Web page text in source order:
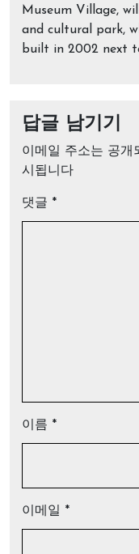
Museum Village,
and cultural park,
built in 2002 next
답글 남기기
이메일 주소는 공개
시됩니다
댓글 *
이름 *
이메일 *